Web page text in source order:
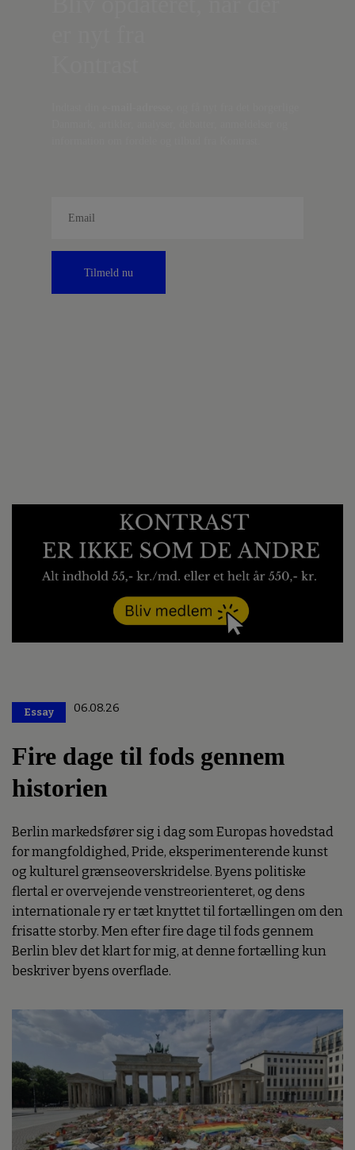
Tilmeld nu
Essay 06.08.26
Fire dage til fods gennem
historien
Berlin markedsfører sig i dag som Europas hovedstad
for mangfoldighed, Pride, eksperimenterende kunst
og kulturel grænseoverskridelse. Byens politiske
flertal er overvejende venstreorienteret, og dens
internationale ry er tæt knyttet til fortællingen om den
frisatte storby. Men efter fire dage til fods gennem
Berlin blev det klart for mig, at denne fortælling kun
beskriver byens overflade.